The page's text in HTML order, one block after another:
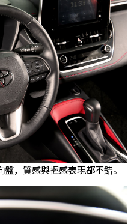
，質感與握感表現都不錯。